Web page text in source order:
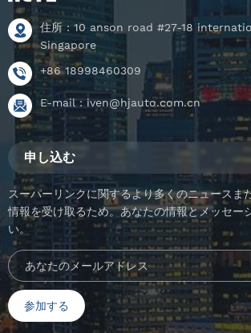
住所 : 10 anson road #27-18
Singapore
+86 18998460309
E-mail :iven@hjauto.com.cn
申し込む
スーパーリンクに関するより多くのニュースま
情報を受け取るため。あなたの情報とメッセー
い。